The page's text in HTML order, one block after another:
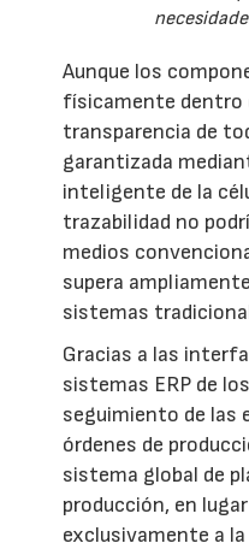
Aunque los
físicamente dentro
transparencia de
garantizada
inteligente de la
trazabilidad no
medios
supera
sistemas
Gracias a las
sistemas ERP de
seguimiento de las
órdenes de
sistema global de
producción, en
exclusivamente a